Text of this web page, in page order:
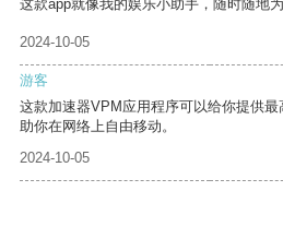
这款app就像我的娱乐小助手，随时随地
2024-10-05
游客
这款加速器VPM应用程序可以给你提供
助你在网络上自由移动。
2024-10-05